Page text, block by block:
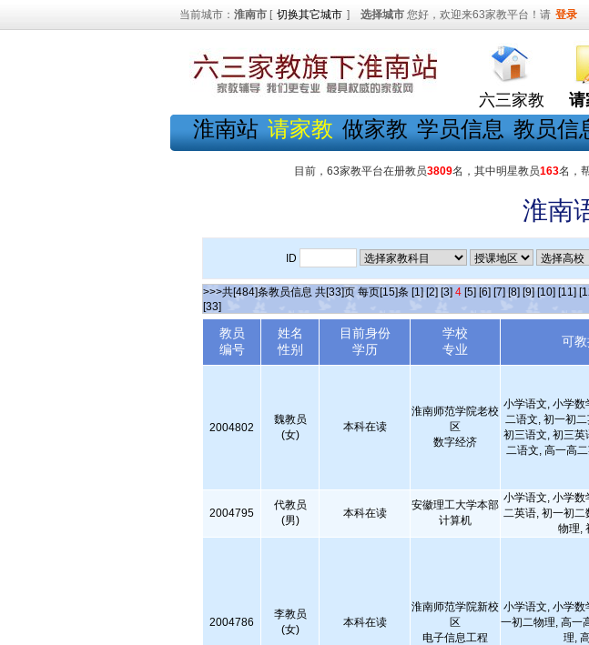
当前城市： 淮南市 [ 切换其它城市 ] 选择城市 您好，欢迎来63家教平台！请 登录
六三家教 请
淮南站 请家教 做家教 学员信息 教员信
目前，63家教平台在册教员3809名，其中明星教员163名，
淮南
ID
>>>共[484]条教员信息 共[33]页 每页[15]条 [1] [2] [3] 4 [5] [6] [7] [8] [9] [10] [11]
[33]
教员
编号
姓名
性别
目前身份
学历
学校
专业
可
2004802
魏教员
(女)
本科在读
淮南师范学院老校
区
数字经济
小学语文, 小学数
二语文, 初一初
初三语文, 初三英
二语文, 高一高
2004795
代教员
(男)
本科在读
安徽理工大学本部
计算机
小学语文, 小学数
二英语, 初一初二
物理,
2004786
李教员
(女)
本科在读
淮南师范学院新校
区
电子信息工程
小学语文, 小学数
一初二物理, 高一
理,